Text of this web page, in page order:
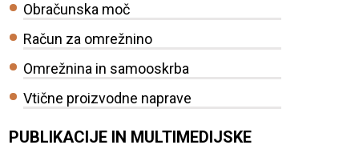
Obračunska moč
Račun za omrežnino
Omrežnina in samooskrba
Vtične proizvodne naprave
PUBLIKACIJE IN MULTIMEDIJSKE